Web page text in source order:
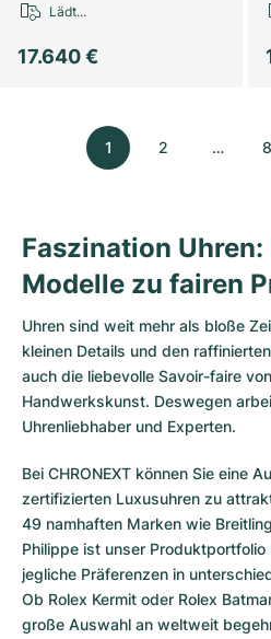
17.640 €
Lädt...
1 2 …
Faszination
Modelle zu fairen
Uhren sind weit mehr als bloße
kleinen Details und den
auch die liebevolle Savoir-faire
Handwerkskunst. Deswegen
Uhrenliebhaber und Experten.
Bei CHRONEXT können Sie eine
zertifizierten Luxusuhren zu
49 namhaften Marken wie
Philippe ist unser
jegliche Präferenzen in
Ob Rolex Kermit oder Rolex
große Auswahl an weltweit